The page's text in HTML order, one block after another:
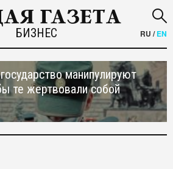
БИЗНЕС RU /EN
манипулируют
те жертвовали собой